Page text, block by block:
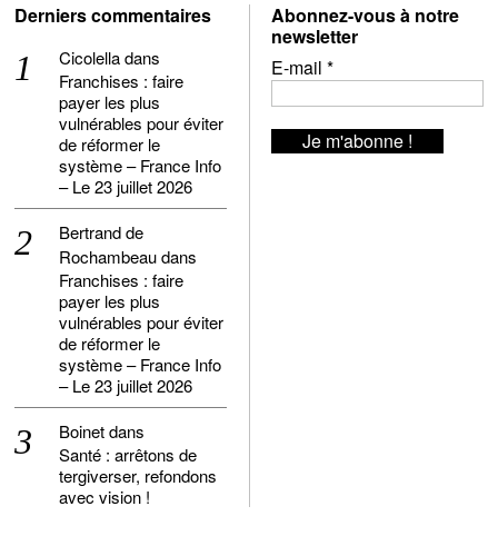
Derniers commentaires
Cicolelladans
Franchises : faire
payer les plus
vulnérables pour éviter
de réformer le
système – France Info
– Le 23 juillet 2026
Bertrand de
Rochambeaudans
Franchises : faire
payer les plus
vulnérables pour éviter
de réformer le
système – France Info
– Le 23 juillet 2026
Boinetdans
Santé : arrêtons de
tergiverser, refondons
avec vision !
Abonnez-vous à notre
newsletter
E-mail *